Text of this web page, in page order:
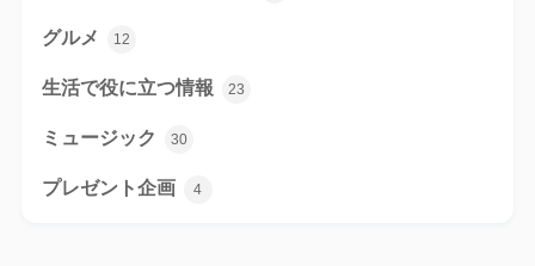
グルメ 12
生活で役に立つ情報 23
ミュージック 30
プレゼント企画 4